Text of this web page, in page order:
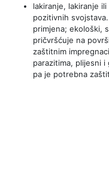
lakiranje, lakiranje
pozitivnih
primjena; ekološki,
pričvršćuje na
zaštitnim
parazitima, plijesni
pa je potrebna